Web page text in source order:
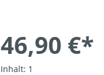
46,90 €*
Inhalt: 1